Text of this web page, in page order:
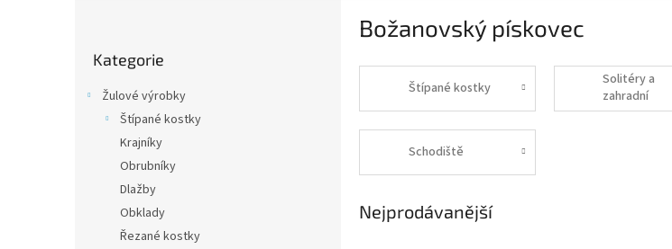
kategorie
Kategorie
Žulové výrobky
Štípané kostky
Krajníky
Obrubníky
Dlažby
Obklady
Řezané kostky
Božanovský pískovec
Štípané kostky
Solitéry a
zahradní
architektura
Schodiště
Nejprodávanější